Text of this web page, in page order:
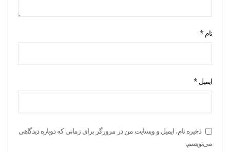
نام *
ایمیل *
ذخیره نام، ایمیل و وبسایت من در مرورگر برای زمانی که دوباره دیدگاهی
می‌نویسم.